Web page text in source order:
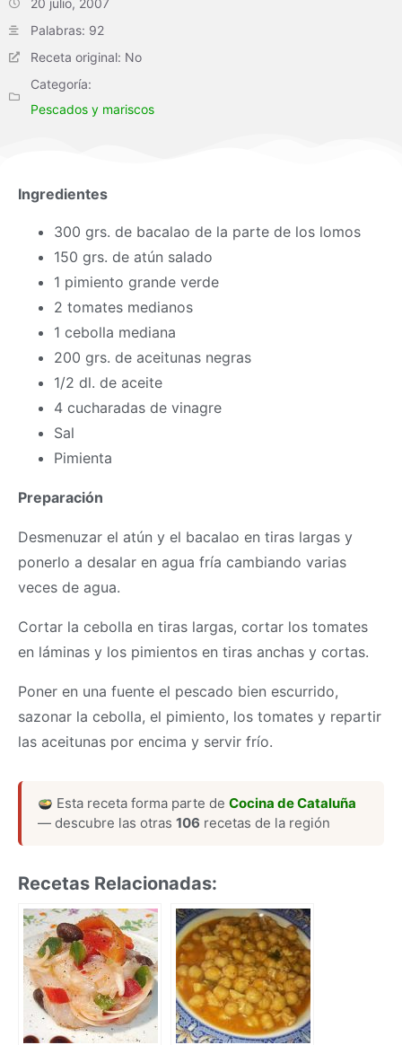
20 julio, 2007
Palabras: 92
Receta original: No
Categoría:
Pescados y mariscos
Ingredientes
300 grs. de bacalao de la parte de los lomos
150 grs. de atún salado
1 pimiento grande verde
2 tomates medianos
1 cebolla mediana
200 grs. de aceitunas negras
1/2 dl. de aceite
4 cucharadas de vinagre
Sal
Pimienta
Preparación
Desmenuzar el atún y el bacalao en tiras largas y
ponerlo a desalar en agua fría cambiando varias
veces de agua.
Cortar la cebolla en tiras largas, cortar los tomates
en láminas y los pimientos en tiras anchas y cortas.
Poner en una fuente el pescado bien escurrido,
sazonar la cebolla, el pimiento, los tomates y repartir
las aceitunas por encima y servir frío.
Esta receta forma parte deCocina de Cataluña
— descubre las otras 106 recetas de la región
Recetas Relacionadas: